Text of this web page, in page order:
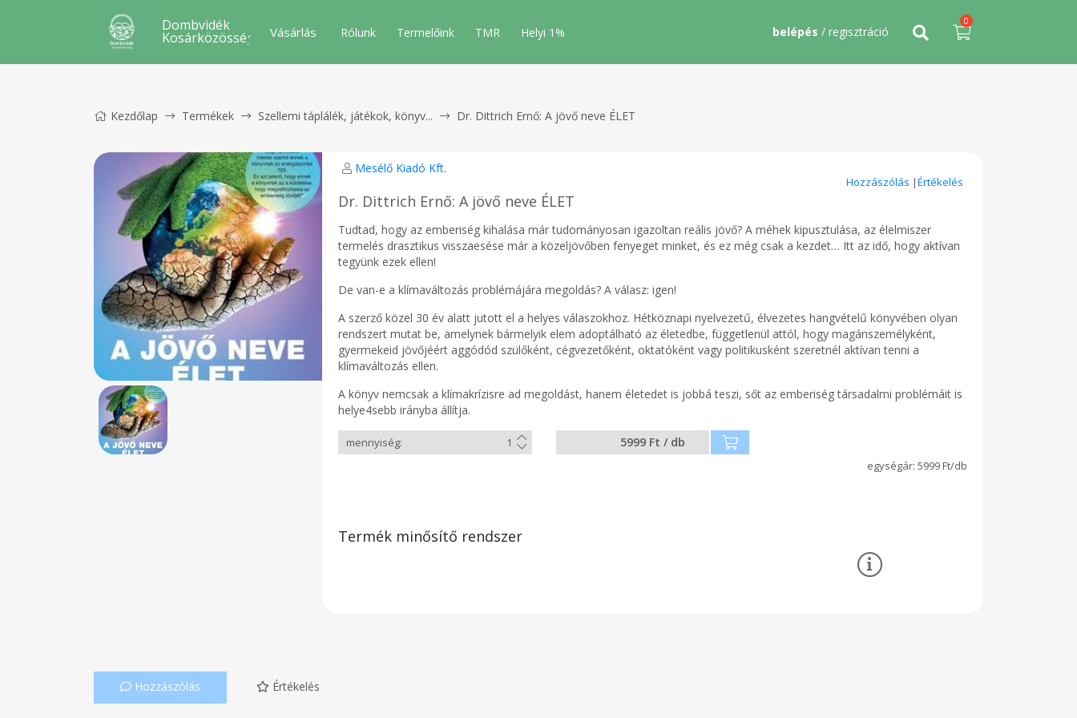
Dombvidék
Kosárközösség Vásárlás Rólunk Termelőink TMR Helyi 1% belépés / regisztráció
0
Kezdőlap Termékek Szellemi táplálék, játékok, könyv... Dr. Dittrich Ernő: A jövő neve ÉLET
Mesélő Kiadó Kft.
Hozzászólás |Értékelés
Dr. Dittrich Ernő: A jövő neve ÉLET
Tudtad, hogy az emberiség kihalása már tudományosan igazoltan reális jövő? A méhek kipusztulása, az élelmiszer
termelés drasztikus visszaesése már a közeljövőben fenyeget minket, és ez még csak a kezdet… Itt az idő, hogy aktívan
tegyünk ezek ellen!
De van-e a klímaváltozás problémájára megoldás? A válasz: igen!
A szerző közel 30 év alatt jutott el a helyes válaszokhoz. Hétköznapi nyelvezetű, élvezetes hangvételű könyvében olyan
rendszert mutat be, amelynek bármelyik elem adoptálható az életedbe, függetlenül attól, hogy magánszemélyként,
gyermekeid jövőjéért aggódód szülőként, cégvezetőként, oktatóként vagy politikusként szeretnél aktívan tenni a
klímaváltozás ellen.
A könyv nemcsak a klímakrízisre ad megoldást, hanem életedet is jobbá teszi, sőt az emberiség társadalmi problémáit is
helye4sebb irányba állítja.
5999 Ft / db
5999 Ft/db
Termék minősítő rendszer
Hozzászólás Értékelés